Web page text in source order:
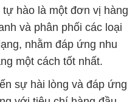
tự hào là một đơn vị hàng
và phân phối các loại
nhằm đáp ứng nhu
một cách tốt nhất.
sự hài lòng và đáp ứng